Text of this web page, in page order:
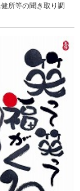
所等の聞き取り調